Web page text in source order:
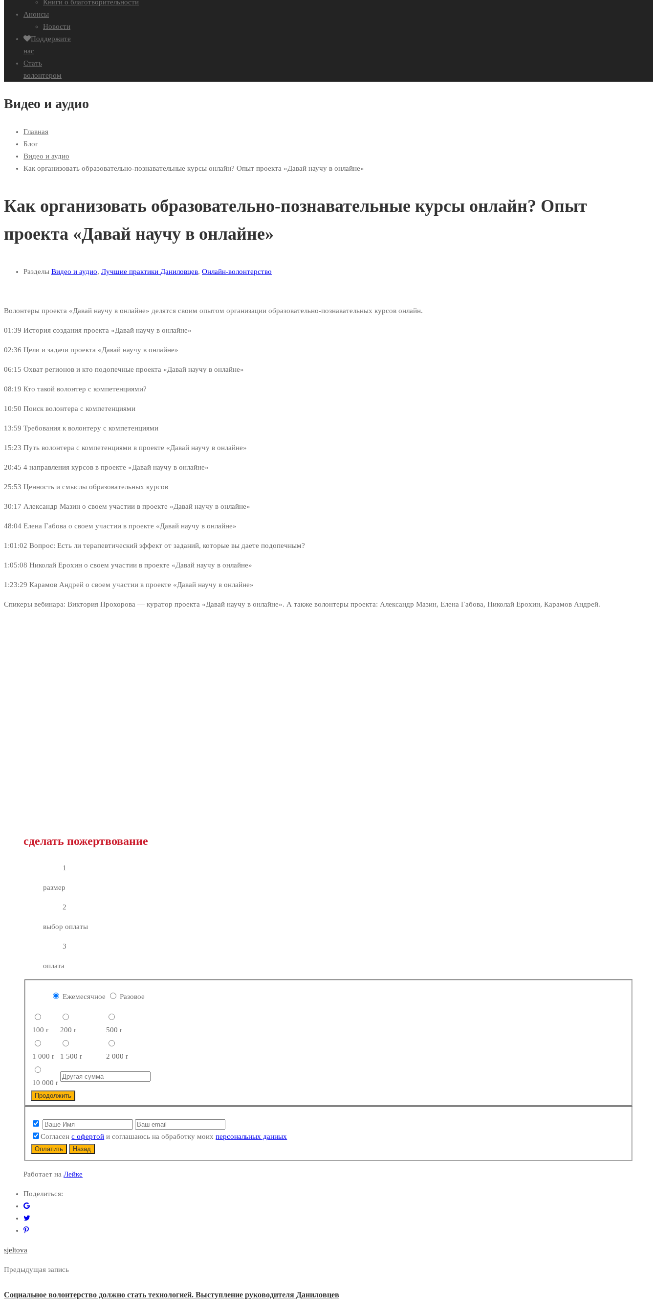
Книги о благотворительности
Анонсы
Новости
Поддержите
нас
Стать
волонтером
Видео и аудио
Главная
Блог
Видео и аудио
Как организовать образовательно-познавательные курсы онлайн? Опыт проекта «Давай научу в онлайне»
Как организовать образовательно-познавательные курсы онлайн? Опыт
проекта «Давай научу в онлайне»
Разделы Видео и аудио, Лучшие практики Даниловцев, Онлайн-волонтерство
Волонтеры проекта «Давай научу в онлайне» делятся своим опытом организации образовательно-познавательных курсов онлайн.
01:39 История создания проекта «Давай научу в онлайне»
02:36 Цели и задачи проекта «Давай научу в онлайне»
06:15 Охват регионов и кто подопечные проекта «Давай научу в онлайне»
08:19 Кто такой волонтер с компетенциями?
10:50 Поиск волонтера с компетенциями
13:59 Требования к волонтеру с компетенциями
15:23 Путь волонтера с компетенциями в проекте «Давай научу в онлайне»
20:45 4 направления курсов в проекте «Давай научу в онлайне»
25:53 Ценность и смыслы образовательных курсов
30:17 Александр Мазин о своем участии в проекте «Давай научу в онлайне»
48:04 Елена Габова о своем участии в проекте «Давай научу в онлайне»
1:01:02 Вопрос: Есть ли терапевтический эффект от заданий, которые вы даете подопечным?
1:05:08 Николай Ерохин о своем участии в проекте «Давай научу в онлайне»
1:23:29 Карамов Андрей о своем участии в проекте «Давай научу в онлайне»
Спикеры вебинара: Виктория Прохорова — куратор проекта «Давай научу в онлайне». А также волонтеры проекта: Александр Мазин, Елена Габова, Николай Ерохин, Карамов Андрей.
сделать пожертвование
1
размер
2
выбор оплаты
3
оплата
Ежемесячное Разовое
100r 200r 500r
1 000r 1 500r 2 000r
10 000r
Продолжить
Согласенс офертой и соглашаюсь на обработку моихперсональных данных
Оплатить Назад
Работает на Лейке
Поделиться:
sjeltova
Предыдущая запись
Социальное волонтерство должно стать технологией. Выступление руководителя Даниловцев